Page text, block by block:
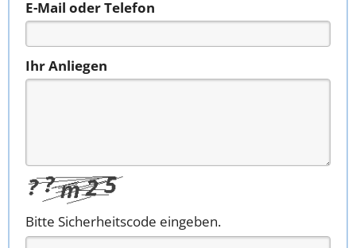
E-Mail oder Telefon
Ihr Anliegen
Bitte Sicherheitscode eingeben.